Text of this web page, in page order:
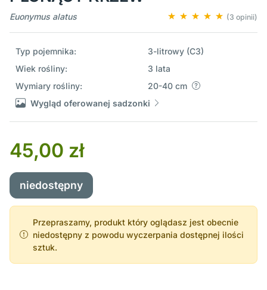
Euonymus alatus (3 opinii)
Typ pojemnika:
3-litrowy (C3)
Wiek rośliny:
3 lata
Wymiary rośliny:
20-40 cm
Wygląd oferowanej sadzonki
45,00 zł
niedostępny
Przepraszamy, produkt który oglądasz jest obecnie
niedostępny z powodu wyczerpania dostępnej ilości
sztuk.